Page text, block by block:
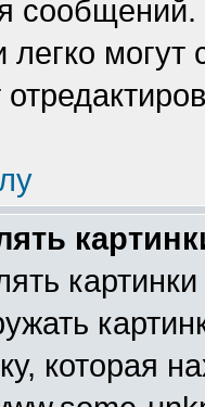
сообщений.
легко
которая